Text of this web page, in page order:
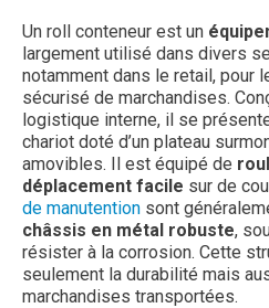
Un roll conteneur est un
largement utilisé dans divers
notamment dans le retail, pour
sécurisé de marchandises.
logistique interne, il se
chariot doté d’un plateau
amovibles. Il est équipé de
déplacement facile sur de
de manutention sont
châssis en métal robuste,
résister à la corrosion. Cette
seulement la durabilité mais
marchandises transportées.